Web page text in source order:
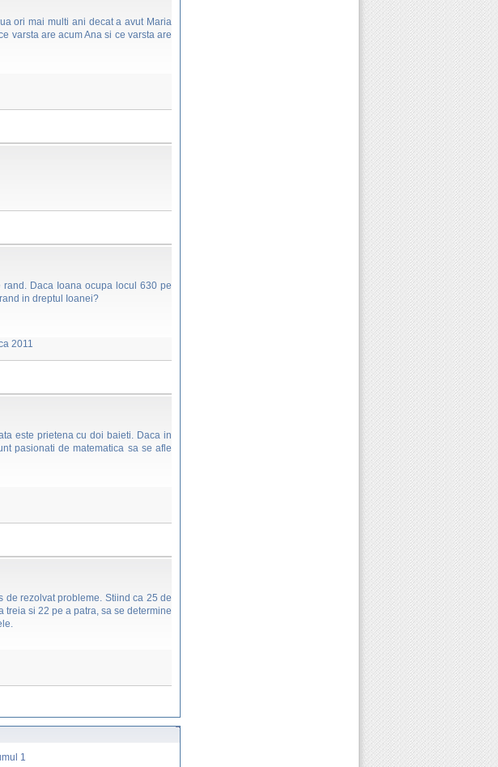
ori mai multi ani decat a avut Maria
varsta are acum Ana si ce varsta are
Daca Ioana ocupa locul 630 pe
in dreptul Ioanei?
2011
este prietena cu doi baieti. Daca in
pasionati de matematica sa se afle
de rezolvat probleme. Stiind ca 25 de
si 22 pe a patra, sa se determine
1